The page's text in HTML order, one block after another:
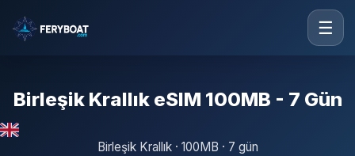
☰
Birleşik Krallık eSIM 100MB - 7 Gün
Birleşik Krallık · 100MB · 7 gün